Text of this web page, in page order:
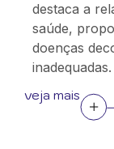
destaca a
saúde,
doenças
inadequadas.
veja mais